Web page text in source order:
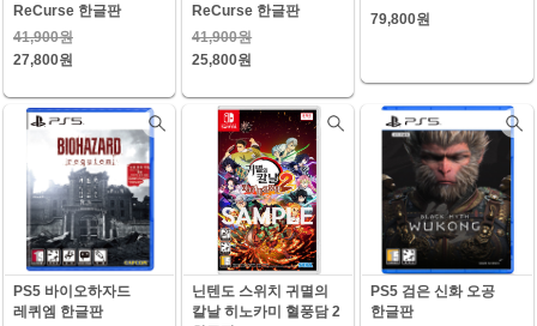
ReCurse 한글판
41,900원
27,800원
ReCurse 한글판
41,900원
25,800원
79,800원
PS5 바이오하자드
레퀴엠 한글판
닌텐도 스위치 귀멸의
칼날 히노카미 혈풍담 2
PS5 검은 신화 오공
한글판